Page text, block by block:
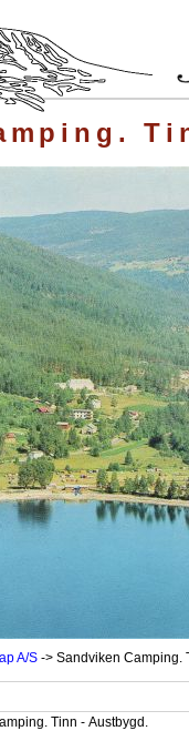
A/S -> Sandviken Camping.
Tinn - Austbygd.